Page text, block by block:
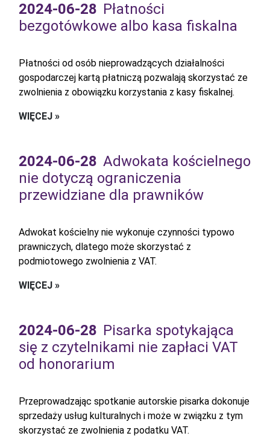
2024-06-28 Płatności
bezgotówkowe albo kasa fiskalna
Płatności od osób nieprowadzących działalności
gospodarczej kartą płatniczą pozwalają skorzystać ze
zwolnienia z obowiązku korzystania z kasy fiskalnej.
WIĘCEJ »
2024-06-28 Adwokata kościelnego
nie dotyczą ograniczenia
przewidziane dla prawników
Adwokat kościelny nie wykonuje czynności typowo
prawniczych, dlatego może skorzystać z
podmiotowego zwolnienia z VAT.
WIĘCEJ »
2024-06-28 Pisarka spotykająca
się z czytelnikami nie zapłaci VAT
od honorarium
Przeprowadzając spotkanie autorskie pisarka dokonuje
sprzedaży usług kulturalnych i może w związku z tym
skorzystać ze zwolnienia z podatku VAT.